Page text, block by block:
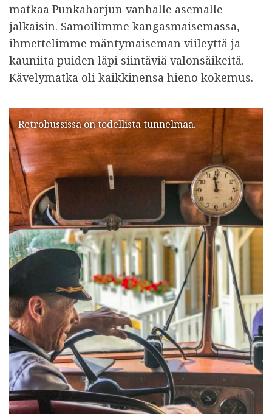
matkaa Punkaharjun vanhalle asemalle
jalkaisin. Samoilimme kangasmaisemassa,
ihmettelimme mäntymaiseman viileyttä ja
kauniita puiden läpi siintäviä valonsäikeitä.
Kävelymatka oli kaikkinensa hieno kokemus.
Retrobussissa on todellista tunnelmaa.